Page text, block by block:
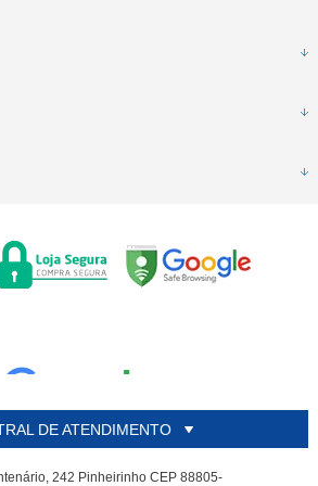
DE ATENDIMENTO
242 Pinheirinho CEP 88805-